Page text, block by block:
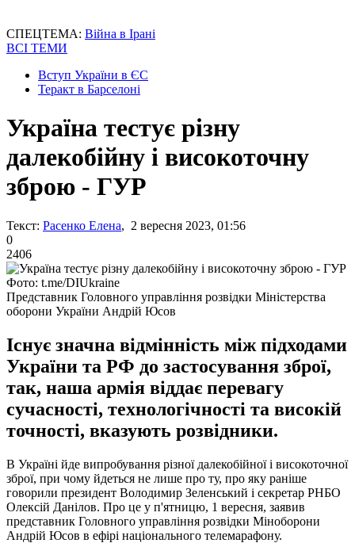
СПЕЦТЕМА: Війна в Ірані
ВСІ ТЕМИ
Вступ України в ЄС
Теракт в Барселоні
Україна тестує різну
далекобійну і високоточну
зброю - ГУР
Текст: Расенко Елена, 2 вересня 2023, 01:56
0
2406
Фото: t.me/DIUkraine
Представник Головного управління розвідки Міністерства
оборони України Андрій Юсов
Існує значна відмінність між підходами
України та РФ до застосування зброї,
так, наша армія віддає перевагу
сучасності, технологічності та високій
точності, вказують розвідники.
В Україні йде випробування різної далекобійної і високоточної
зброї, при чому йдеться не лише про ту, про яку раніше
говорили президент Володимир Зеленський і секретар РНБО
Олексій Данілов. Про це у п'ятницю, 1 вересня, заявив
представник Головного управління розвідки Міноборони
Андрій Юсов в ефірі національного телемарафону.